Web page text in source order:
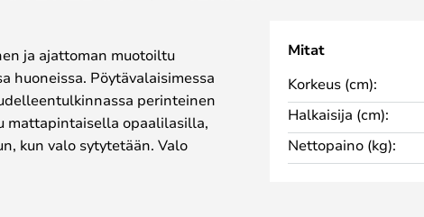
ja ajattoman muotoiltu
huoneissa. Pöytävalaisimessa
perinteinen
mattapintaisella opaalilasilla,
kun valo sytytetään. Valo
että pohjassa olevasta
Mitat
Korkeus (cm):
Halkaisija (cm):
Nettopaino (kg):